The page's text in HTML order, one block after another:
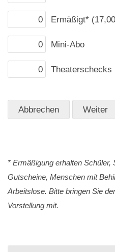
Ermäßigt*
Mini-Abo
Theaterschecks
* Ermäßigung erhalten
Gutscheine, Menschen mit
Arbeitslose. Bitte bringen Sie
Vorstellung mit.